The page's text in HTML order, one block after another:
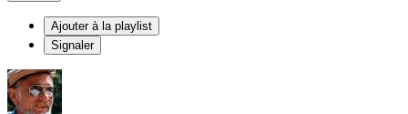
Ajouter à la playlist
Signaler